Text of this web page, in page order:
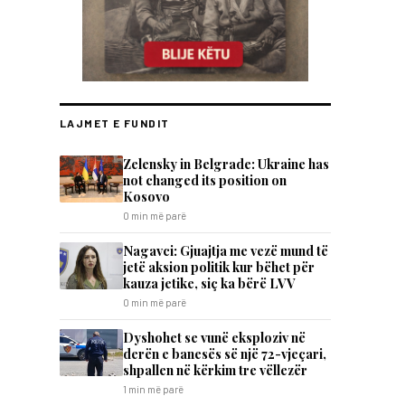
LAJMET E FUNDIT
Zelensky in Belgrade: Ukraine has
not changed its position on
Kosovo
0 min më parë
Nagavci: Gjuajtja me vezë mund të
jetë aksion politik kur bëhet për
kauza jetike, siç ka bërë LVV
0 min më parë
Dyshohet se vunë eksploziv në
derën e banesës së një 72-vjeçari,
shpallen në kërkim tre vëllezër
1 min më parë